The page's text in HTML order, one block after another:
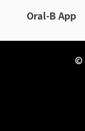
Oral-B App
©